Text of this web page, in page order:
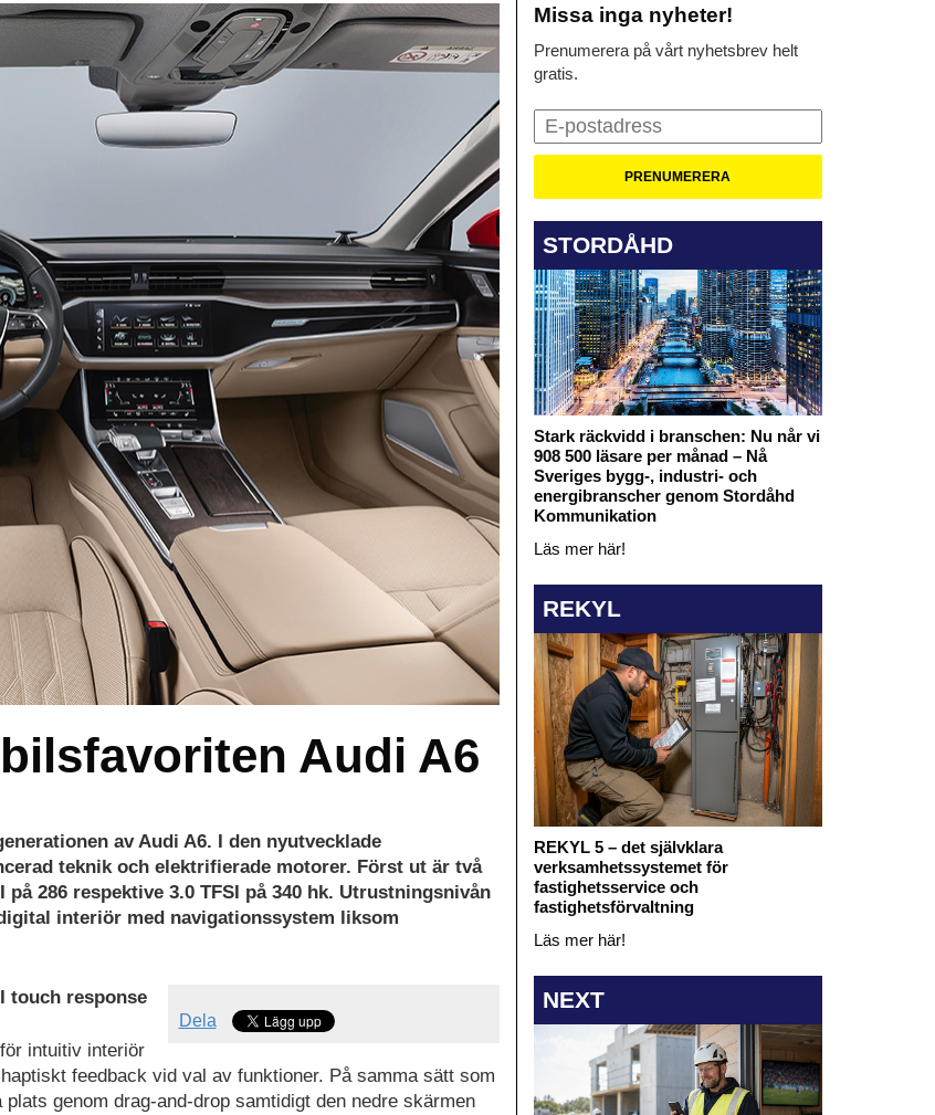
Audi A6
av Audi A6. I den nyutvecklade
teknik och elektrifierade motorer. Först ut är två
286 respektive 3.0 TFSI på 340 hk. Utrustningsnivån
interiör med navigationssystem liksom
Dela
touch response
intuitiv interiör
feedback vid val av funktioner. På samma sätt som
genom drag-and-drop samtidigt den nedre skärmen
Missa inga nyheter!
Prenumerera på vårt nyhetsbrev helt
gratis.
STORDÅHD
Stark räckvidd i branschen: Nu når vi
908 500 läsare per månad – Nå
Sveriges bygg-, industri- och
energibranscher genom Stordåhd
Kommunikation
Läs mer här!
REKYL
REKYL 5 – det självklara
verksamhetssystemet för
fastighetsservice och
fastighetsförvaltning
Läs mer här!
NEXT